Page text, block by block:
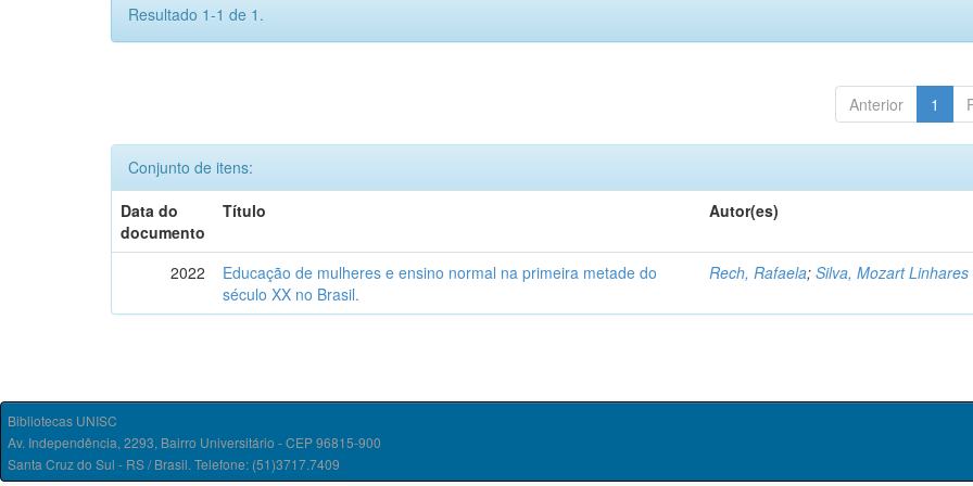
Resultado 1-1 de 1.
Anterior 1
Conjunto de itens:
Data do
documento
Título Autor(es)
2022
Educação de mulheres e ensino normal na primeira metade do
século XX no Brasil.
Rech, Rafaela;Silva, Mozart Linhares
Bibliotecas UNISC
Av. Independência, 2293, Bairro Universitário - CEP 96815-900
Santa Cruz do Sul - RS / Brasil. Telefone: (51)3717.7409